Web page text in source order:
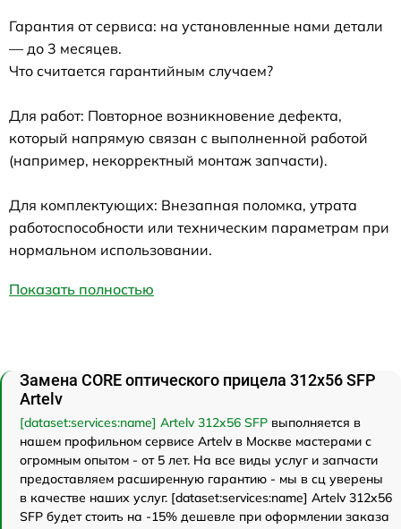
Гарантия от сервиса: на установленные нами детали
— до 3 месяцев.
Что считается гарантийным случаем?
Для работ: Повторное возникновение дефекта,
который напрямую связан с выполненной работой
(например, некорректный монтаж запчасти).
Для комплектующих: Внезапная поломка, утрата
работоспособности или техническим параметрам при
нормальном использовании.
Показать полностью
Замена CORE оптического прицела 312x56 SFP
Artelv
[dataset:services:name] Artelv 312x56 SFP выполняется в
нашем профильном сервисе Artelv в Москве мастерами с
огромным опытом - от 5 лет. На все виды услуг и запчасти
предоставляем расширенную гарантию - мы в сц уверены
в качестве наших услуг. [dataset:services:name] Artelv 312x56
SFP будет стоить на -15% дешевле при оформлении заказа